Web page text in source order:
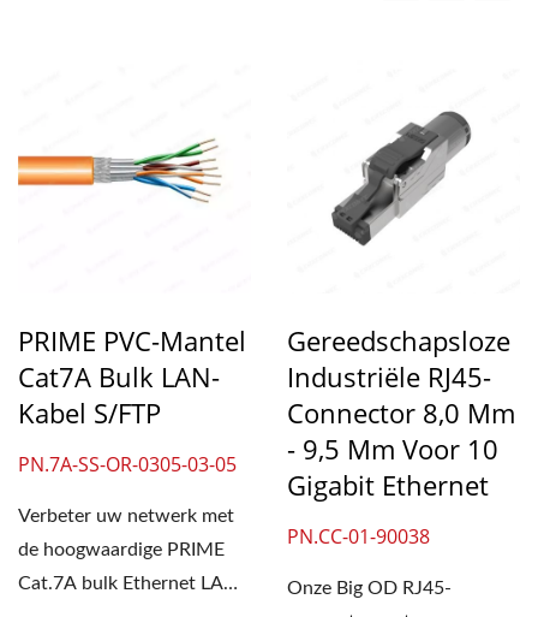
PRIME PVC-Mantel
Cat7A Bulk LAN-
Kabel S/FTP
PN.7A-SS-OR-0305-03-05
Verbeter uw netwerk met
de hoogwaardige PRIME
Cat.7A bulk Ethernet LAN-
Gereedschapsloze
Industriële RJ45-
Connector 8,0 Mm
- 9,5 Mm Voor 10
Gigabit Ethernet
PN.CC-01-90038
Onze Big OD RJ45-